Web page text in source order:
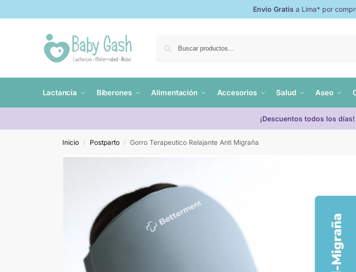
Envío Gratis a Lima* por
Lactancia Biberones Alimentación Accesorios Salud Aseo
¡Descuentos todos los días!
Inicio / Postparto / Gorro Terapeutico Relajante Anti Migraña